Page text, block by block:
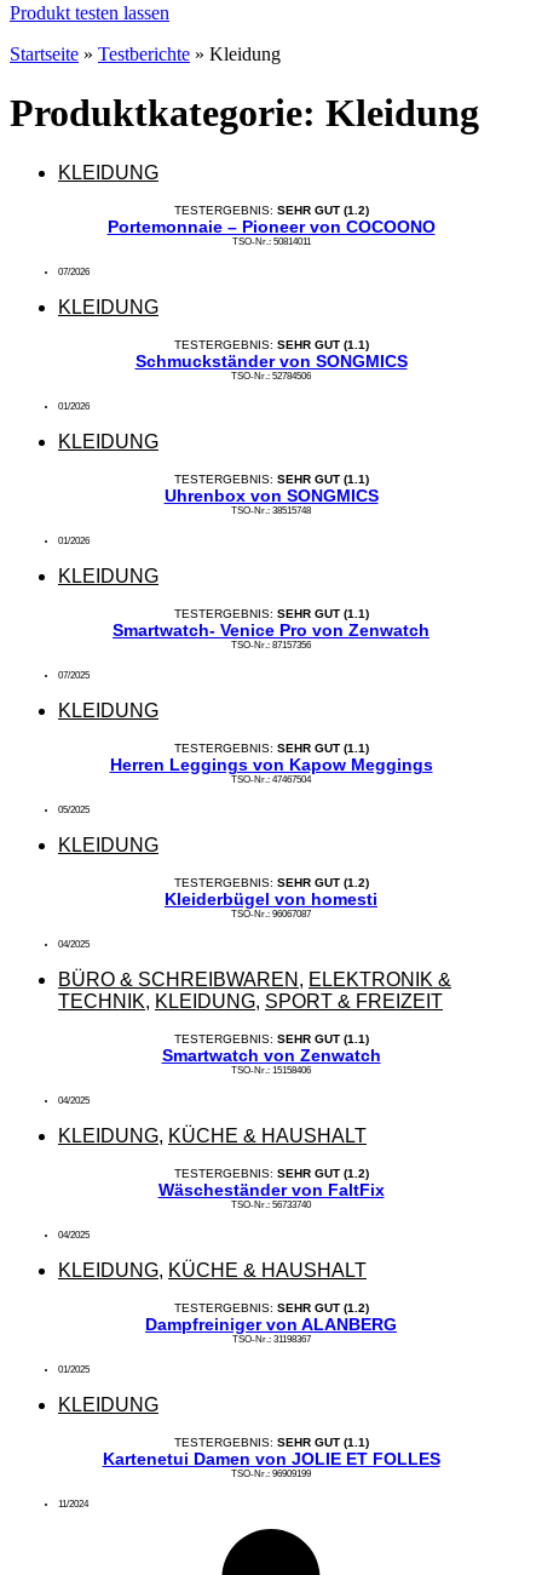
Produkt testen lassen
Startseite » Testberichte » Kleidung
Produktkategorie: Kleidung
KLEIDUNG
TESTERGEBNIS: SEHR GUT (1.2)
Portemonnaie – Pioneer von COCOONO
TSO-Nr.: 50814011
07/2026
KLEIDUNG
TESTERGEBNIS: SEHR GUT (1.1)
Schmuckständer von SONGMICS
TSO-Nr.: 52784506
01/2026
KLEIDUNG
TESTERGEBNIS: SEHR GUT (1.1)
Uhrenbox von SONGMICS
TSO-Nr.: 38515748
01/2026
KLEIDUNG
TESTERGEBNIS: SEHR GUT (1.1)
Smartwatch- Venice Pro von Zenwatch
TSO-Nr.: 87157356
07/2025
KLEIDUNG
TESTERGEBNIS: SEHR GUT (1.1)
Herren Leggings von Kapow Meggings
TSO-Nr.: 47467504
05/2025
KLEIDUNG
TESTERGEBNIS: SEHR GUT (1.2)
Kleiderbügel von homesti
TSO-Nr.: 96067087
04/2025
BÜRO & SCHREIBWAREN , ELEKTRONIK &
TECHNIK, KLEIDUNG, SPORT & FREIZEIT
TESTERGEBNIS: SEHR GUT (1.1)
Smartwatch von Zenwatch
TSO-Nr.: 15158406
04/2025
KLEIDUNG, KÜCHE & HAUSHALT
TESTERGEBNIS: SEHR GUT (1.2)
Wäscheständer von FaltFix
TSO-Nr.: 56733740
04/2025
KLEIDUNG, KÜCHE & HAUSHALT
TESTERGEBNIS: SEHR GUT (1.2)
Dampfreiniger von ALANBERG
TSO-Nr.: 31198367
01/2025
KLEIDUNG
TESTERGEBNIS: SEHR GUT (1.1)
Kartenetui Damen von JOLIE ET FOLLES
TSO-Nr.: 96909199
11/2024